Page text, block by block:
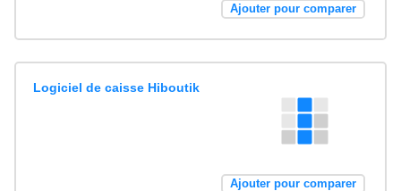
Ajouter pour comparer
Logiciel de caisse Hiboutik
Ajouter pour comparer